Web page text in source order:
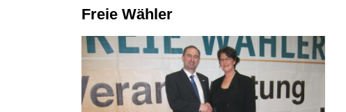
Freie Wähler